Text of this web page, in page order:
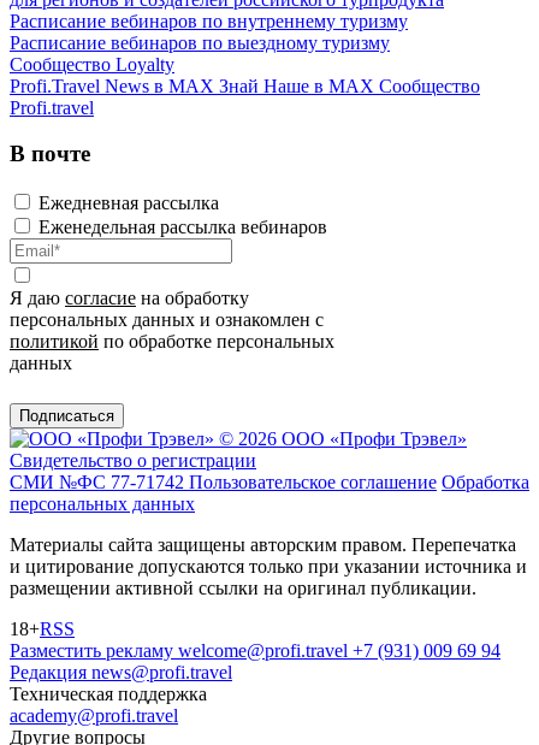
Расписание вебинаров по внутреннему туризму
Расписание вебинаров по выездному туризму
Сообщество Loyalty
Profi.Travel News в MAX Знай Наше в MAX Сообщество
Profi.travel
В почте
Ежедневная рассылка
Еженедельная рассылка вебинаров
Я даю согласие на обработку
персональных данных и ознакомлен с
политикой по обработке персональных
данных
Подписаться
© 2026 ООО «Профи Трэвeл»
Свидетельство о регистрации
СМИ №ФС 77-71742 Пользовательское соглашение Обработка
персональных данных
Материалы сайта защищены авторским правом. Перепечатка
и цитирование допускаются только при указании источника и
размещении активной ссылки на оригинал публикации.
18+RSS
Разместить рекламу welcome@profi.travel +7 (931) 009 69 94
Редакция news@profi.travel
Техническая поддержка
academy@profi.travel
Другие вопросы